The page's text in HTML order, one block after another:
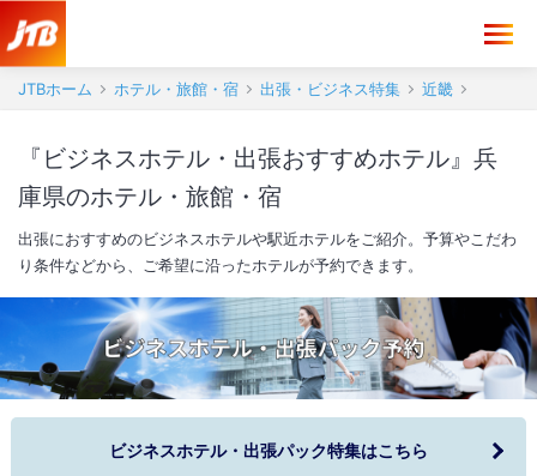
JTBホーム ホテル・旅館・宿 出張・ビジネス特集 近畿
『ビジネスホテル・出張おすすめホテル』兵
庫県のホテル・旅館・宿
出張におすすめのビジネスホテルや駅近ホテルをご紹介。予算やこだわ
り条件などから、ご希望に沿ったホテルが予約できます。
ビジネスホテル・出張パック特集はこちら